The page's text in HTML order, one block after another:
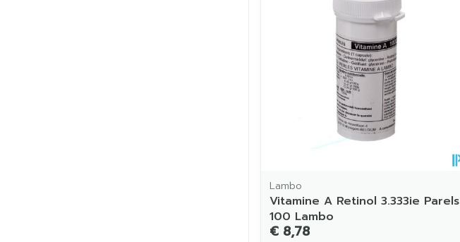
Lambo
Vitamine A Retinol 3.333ie Parels
100 Lambo
€ 8,78